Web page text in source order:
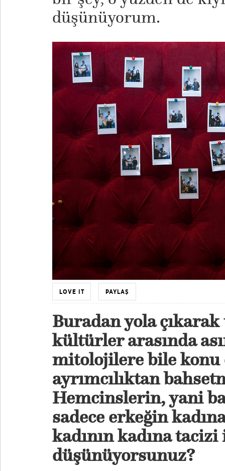
düşünüyorum.
LOVE IT PAYLAŞ
Buradan yola
kültürler arasında
mitolojilere bile
ayrımcılıktan
Hemcinslerin, yani
sadece erkeğin
kadının kadına
düşünüyorsunuz?